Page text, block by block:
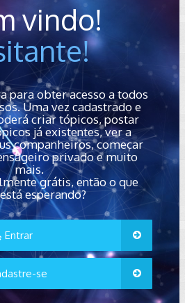
vindo!
para obter acesso a todos
Uma vez cadastrado e
criar tópicos, postar
já existentes, ver a
companheiros, começar
privado e muito
mais.
grátis, então o que
esperando?
Entrar
se